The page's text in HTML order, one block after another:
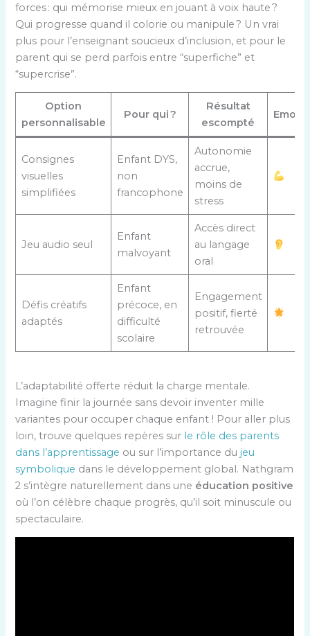
forces : qui mémorise mieux en jouant à voix haute ?
Qui progresse quand il colorie ou manipule ? Un vrai
plus pour l’enseignant soucieux d’inclusion, et pour le
parent qui se perd parfois entre “superfiche” et
“supercrise”.
Option
personnalisable
Pour qui ?
Résultat
escompté
Emoji
Consignes
visuelles
simplifiées
Enfant DYS,
non
francophone
Autonomie
accrue,
moins de
stress
Jeu audio seul
Enfant
malvoyant
Accès direct
au langage
oral
Défis créatifs
adaptés
Enfant
précoce, en
difficulté
scolaire
Engagement
positif, fierté
retrouvée
L’adaptabilité offerte réduit la charge mentale.
Imagine finir la journée sans devoir inventer mille
variantes pour occuper chaque enfant ! Pour aller plus
loin, trouve quelques repères sur le rôle des parents
dans l’apprentissage ou sur l’importance du jeu
symbolique dans le développement global. Nathgram
2 s’intègre naturellement dans une éducation positive
où l’on célèbre chaque progrès, qu’il soit minuscule ou
spectaculaire.